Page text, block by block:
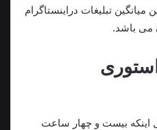
میانگین تبلیغات دراینستاگرام
می باشد.
اینکه بیست و چهار ساعت